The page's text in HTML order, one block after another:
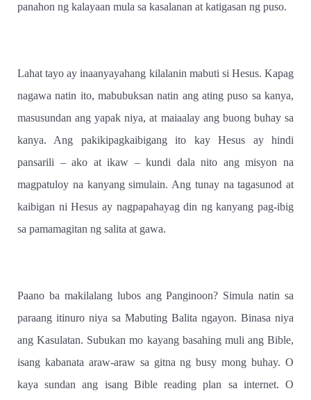
panahon ng kalayaan mula sa kasalanan at katigasan ng puso.
Lahat tayo ay inaanyayahang kilalanin mabuti si Hesus. Kapag
nagawa natin ito, mabubuksan natin ang ating puso sa kanya,
masusundan ang yapak niya, at maiaalay ang buong buhay sa
kanya. Ang pakikipagkaibigang ito kay Hesus ay hindi
pansarili – ako at ikaw – kundi dala nito ang misyon na
magpatuloy na kanyang simulain. Ang tunay na tagasunod at
kaibigan ni Hesus ay nagpapahayag din ng kanyang pag-ibig
sa pamamagitan ng salita at gawa.
Paano ba makilalang lubos ang Panginoon? Simula natin sa
paraang itinuro niya sa Mabuting Balita ngayon. Binasa niya
ang Kasulatan. Subukan mo kayang basahing muli ang Bible,
isang kabanata araw-araw sa gitna ng busy mong buhay. O
kaya sundan ang isang Bible reading plan sa internet. O